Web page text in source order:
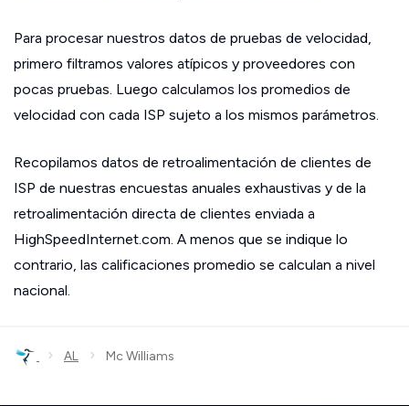
Para procesar nuestros datos de pruebas de velocidad,
primero filtramos valores atípicos y proveedores con
pocas pruebas. Luego calculamos los promedios de
velocidad con cada ISP sujeto a los mismos parámetros.
Recopilamos datos de retroalimentación de clientes de
ISP de nuestras encuestas anuales exhaustivas y de la
retroalimentación directa de clientes enviada a
HighSpeedInternet.com. A menos que se indique lo
contrario, las calificaciones promedio se calculan a nivel
nacional.
› AL › Mc Williams